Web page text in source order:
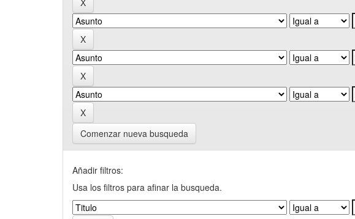
Comenzar nueva busqueda
Añadir filtros:
Usa los filtros para afinar la busqueda.